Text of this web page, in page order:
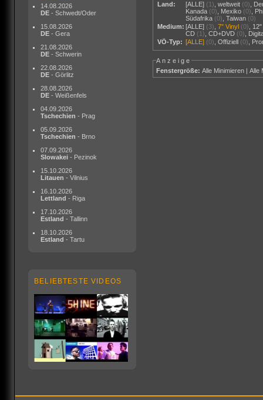
14.08.2026
DE - Schwedt/Oder
15.08.2026
DE - Gera
21.08.2026
DE - Schwerin
22.08.2026
DE - Görlitz
28.08.2026
DE - Weißenfels
04.09.2026
Tschechien - Prag
05.09.2026
Tschechien - Brno
07.09.2026
Slowakei - Pezinok
15.10.2026
Litauen - Vilnius
16.10.2026
Lettland - Riga
17.10.2026
Estland - Tallinn
18.10.2026
Estland - Tartu
BELIEBTESTE VIDEOS
Land:
[ALLE] (1) ,weltweit (0)
Kanada (0) Mexiko (0)
Südafrika (0) ,Taiwan (0)
Medium: [ALLE] (3) ,7" Vinyl (0)
CD (1) ,CD+DVD (0)
VÖ-Typ: [ALLE] (0) ,Offiziell (0)
Anzeige
Fenstergröße: Alle Minimieren |Alle